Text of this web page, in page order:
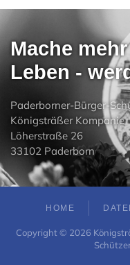
Mache
Leben -
Paderborner-Bürger-
Königsträßer Kompanie
Löherstraße 26
33102 Paderborn
HOME
Copyright © 2026